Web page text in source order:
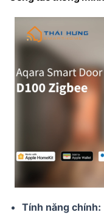
Tính năng chính: